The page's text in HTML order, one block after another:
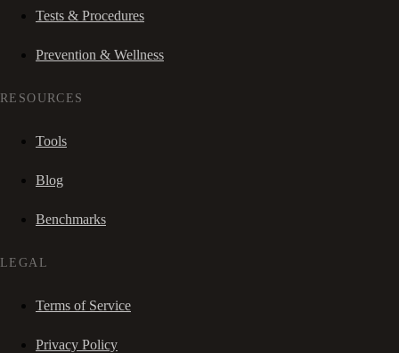
Tests & Procedures
Prevention & Wellness
RESOURCES
Tools
Blog
Benchmarks
LEGAL
Terms of Service
Privacy Policy